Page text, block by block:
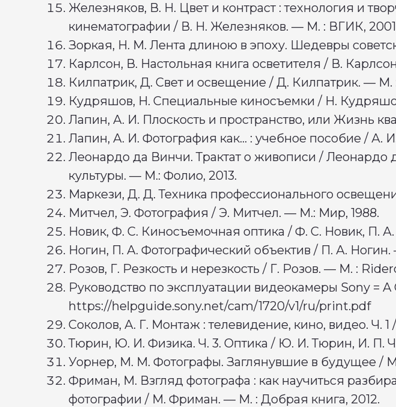
Железняков, В. Н. Цвет и контраст : технология и
кинематографии / В. Н. Железняков. — М. : ВГИК,
Зоркая, Н. М. Лента длиною в эпоху. Шедевры
Карлсон, В. Настольная книга осветителя / В.
Килпатрик, Д. Свет и освещение / Д. Килпатрик. — М.
Кудряшов, Н. Специальные киносъемки / Н.
Лапин, А. И. Плоскость и пространство, или Жизнь
Лапин, А. И. Фотография как… : учебное пособие / А.
Леонардо да Винчи. Трактат о живописи /
культуры. — М.: Фолио, 2013.
Маркези, Д. Д. Техника профессионального
Митчел, Э. Фотография / Э. Митчел. — М.: Мир, 1988.
Новик, Ф. С. Киносъемочная оптика / Ф. С. Новик, П.
Ногин, П. А. Фотографический объектив / П. А. Ногин.
Розов, Г. Резкость и нерезкость / Г. Розов. — М. :
Руководство по эксплуатации видеокамеры Sony =
https://helpguide.sony.net/cam/1720/v1/ru/print.pdf
Соколов, А. Г. Монтаж : телевидение, кино, видео. Ч.
Тюрин, Ю. И. Физика. Ч. 3. Оптика / Ю. И. Тюрин, И. П.
Уорнер, М. М. Фотографы. Заглянувшие в будущее /
Фриман, М. Взгляд фотографа : как научиться
фотографии / М. Фриман. — М. : Добрая книга, 2012.